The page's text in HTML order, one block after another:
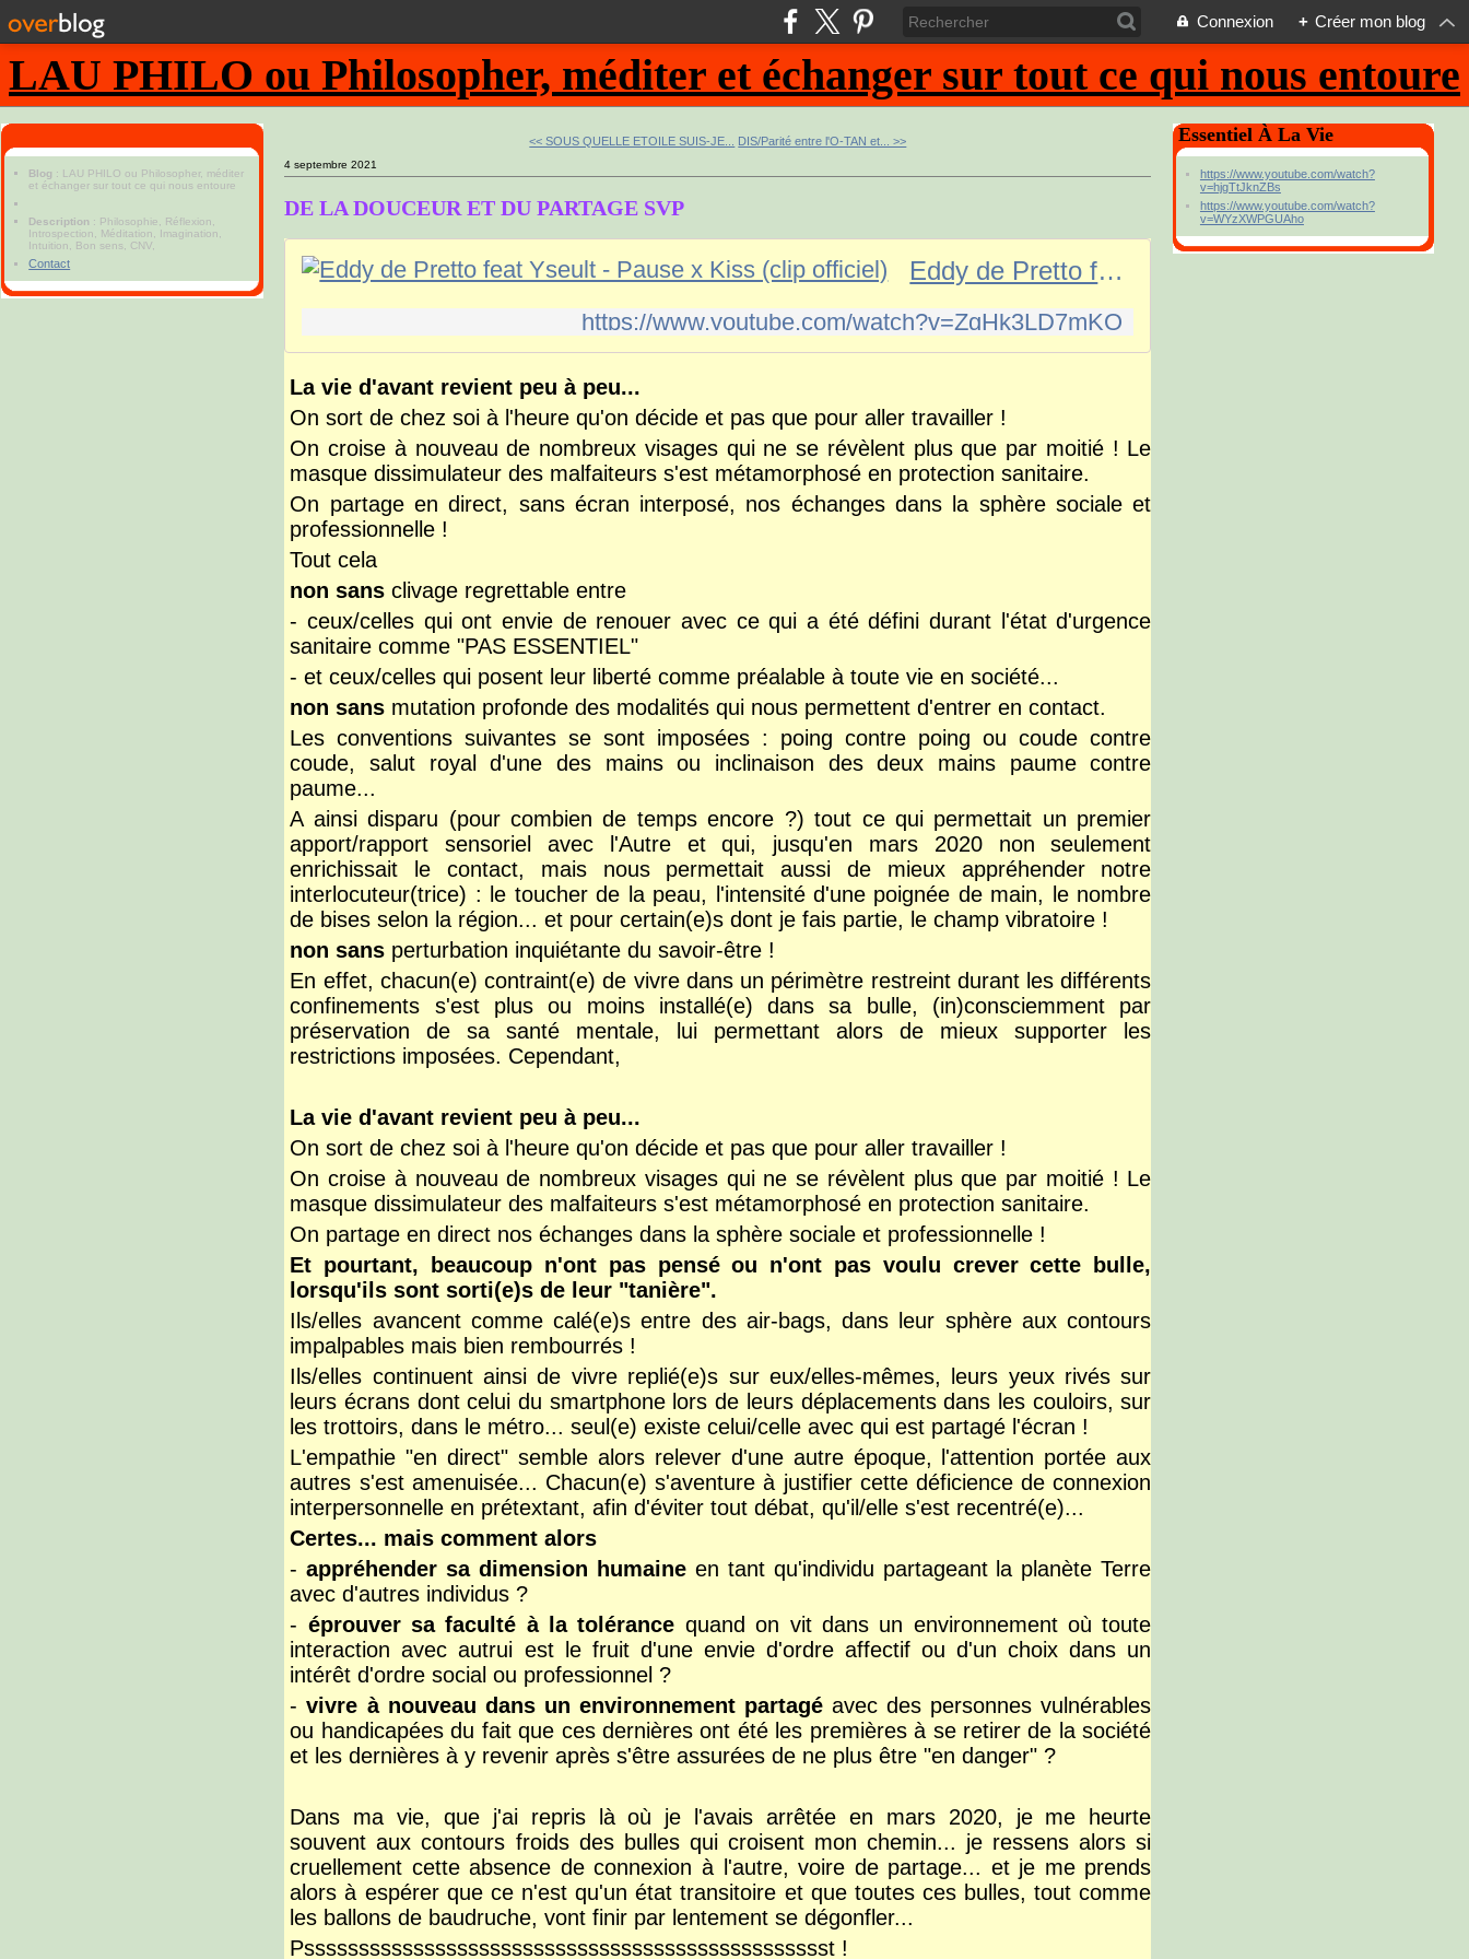
Connexion + Créer mon blog
LAU PHILO ou Philosopher, méditer et échanger sur tout ce qui nous entoure
Blog : LAU PHILO ou Philosopher, méditer
et échanger sur tout ce qui nous entoure
Description : Philosophie, Réflexion,
Introspection, Méditation, Imagination,
Intuition, Bon sens, CNV,
Contact
<< SOUS QUELLE ETOILE SUIS-JE... DIS/Parité entre l'O-TAN et... >>
4 septembre 2021
DE LA DOUCEUR ET DU PARTAGE SVP
Eddy de Pretto feat Yseult - Pause x Kiss (clip officiel)
https://www.youtube.com/watch?v=ZgHk3LD7mKQ
La vie d'avant revient peu à peu...
On sort de chez soià l'heure qu'on décide et pas que pour aller travailler !
On croise à nouveau de nombreux visages qui ne se révèlent plus que par moitié ! Le
masque dissimulateur des malfaiteurs s'est métamorphosé en protection sanitaire.
On partage en direct, sans écran interposé, nos échanges dans la sphère sociale et
professionnelle !
Tout cela
non sans clivage regrettable entre
- ceux/celles qui ont envie de renouer avec ce qui a été défini durant l'état d'urgence
sanitaire comme "PAS ESSENTIEL"
- et ceux/celles qui posent leur liberté comme préalable à toute vie en société...
non sans mutation profonde des modalités qui nous permettent d'entrer en contact.
Les conventions suivantes se sont imposées : poing contre poing ou coude contre
coude,salut royal d'une des mains ou inclinaison des deux mains paume contre
paume...
A ainsi disparu (pour combien de temps encore ?) tout ce qui permettait un premier
apport/rapport sensoriel avec l'Autre et qui, jusqu'en mars 2020 non seulement
enrichissait le contact, mais nous permettait aussi de mieux appréhender notre
interlocuteur(trice) : le toucher de la peau, l'intensité d'une poignée de main, le nombre
de bises selon la région... et pour certain(e)s dont je fais partie, le champ vibratoire !
non sans perturbation inquiétante du savoir-être !
En effet, chacun(e) contraint(e) de vivre dans un périmètre restreint durant les différents
confinements s'est plus ou moins installé(e) dans sa bulle, (in)consciemment par
préservation de sa santé mentale, lui permettant alors de mieux supporter les
restrictions imposées. Cependant,
La vie d'avant revient peu à peu...
On sort de chez soià l'heure qu'on décide et pas que pour aller travailler !
On croise à nouveau de nombreux visages qui ne se révèlent plus que par moitié ! Le
masque dissimulateur des malfaiteurs s'est métamorphosé en protection sanitaire.
On partage en direct nos échanges dans la sphère sociale et professionnelle !
Et pourtant,
beaucoup n'ont pas pensé ou n'ont pas voulu crever cette bulle,
lorsqu'ils sont sorti(e)s de leur "tanière".
Ils/elles avancent comme calé(e)s entre des air-bags, dans leur sphère aux contours
impalpables mais bien rembourrés !
Ils/elles continuent ainsi de vivre replié(e)s sur eux/elles-mêmes, leurs yeux rivés sur
leurs écrans dont celui du smartphone lors de leurs déplacements dans les couloirs, sur
les trottoirs, dans le métro... seul(e) existe celui/celle avec qui est partagé l'écran !
L'empathie "en direct" semble alors relever d'une autre époque, l'attention portée aux
autres s'est amenuisée... Chacun(e) s'aventure à justifier cette déficience de connexion
interpersonnelle en prétextant, afin d'éviter tout débat, qu'il/elle s'est recentré(e)...
Certes... mais comment alors
-appréhender sa dimension humaineen tant qu'individu partageant la planète Terre
avec d'autres individus ?
- éprouver sa faculté à la tolérance quand on vit dans un environnement où toute
interaction avec autrui est le fruit d'une envie d'ordre affectif ou d'un choix dans un
intérêt d'ordre social ou professionnel ?
-vivre à nouveau dans un environnement partagéavec des personnes vulnérables
ou handicapées du fait que ces dernières ont été les premières à se retirer de la société
et les dernières à y revenir après s'être assurées de ne plus être "en danger" ?
Dans ma vie, que j'ai repris là où je l'avais arrêtée en mars 2020, je me heurte
souvent aux contours froids des bulles qui croisent mon chemin... je ressens alors si
cruellement cette absence de connexion à l'autre, voire de partage... et je me prends
alors à espérer que ce n'est qu'un état transitoire et que toutes ces bulles, tout comme
les ballons de baudruche, vont finir par lentement se dégonfler...
Psssssssssssssssssssssssssssssssssssssssssssssssst !
Essentiel À La Vie
https://www.youtube.com/watch?
v=hjgTtJknZBs
https://www.youtube.com/watch?
v=WYzXWPGUAho